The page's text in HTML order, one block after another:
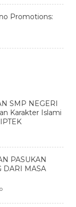
Promotions:
SMP NEGERI
Karakter Islami
PASUKAN
DARI MASA